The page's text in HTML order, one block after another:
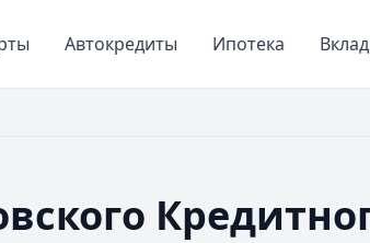
Автокредиты Ипотека